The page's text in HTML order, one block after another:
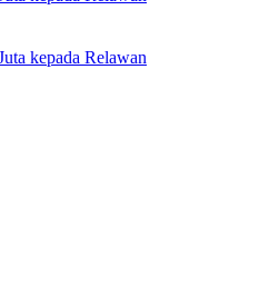
kepada Relawan